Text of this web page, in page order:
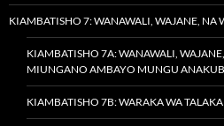
KIAMBATISHO 7: WANAWALI, WAJANE, NA
KIAMBATISHO 7A: WANAWALI,
MIUNGANO AMBAYO MUNGU
KIAMBATISHO 7B: WARAKA WA